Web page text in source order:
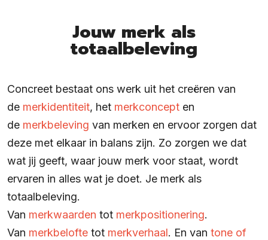
Jouw merk als
totaalbeleving
Concreet bestaat ons werk uit het creëren van
de merkidentiteit, het merkconcept en
de merkbeleving van merken en ervoor zorgen dat
deze met elkaar in balans zijn. Zo zorgen we dat
wat jij geeft, waar jouw merk voor staat, wordt
ervaren in alles wat je doet. Je merk als
totaalbeleving.
Van merkwaarden tot merkpositionering.
Van merkbelofte tot merkverhaal. En van tone of